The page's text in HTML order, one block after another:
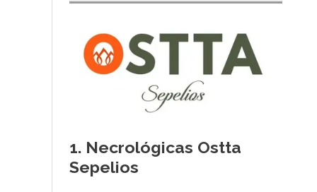
Necrológicas Ostta
Sepelios